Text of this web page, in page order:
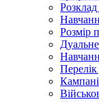
Розмір